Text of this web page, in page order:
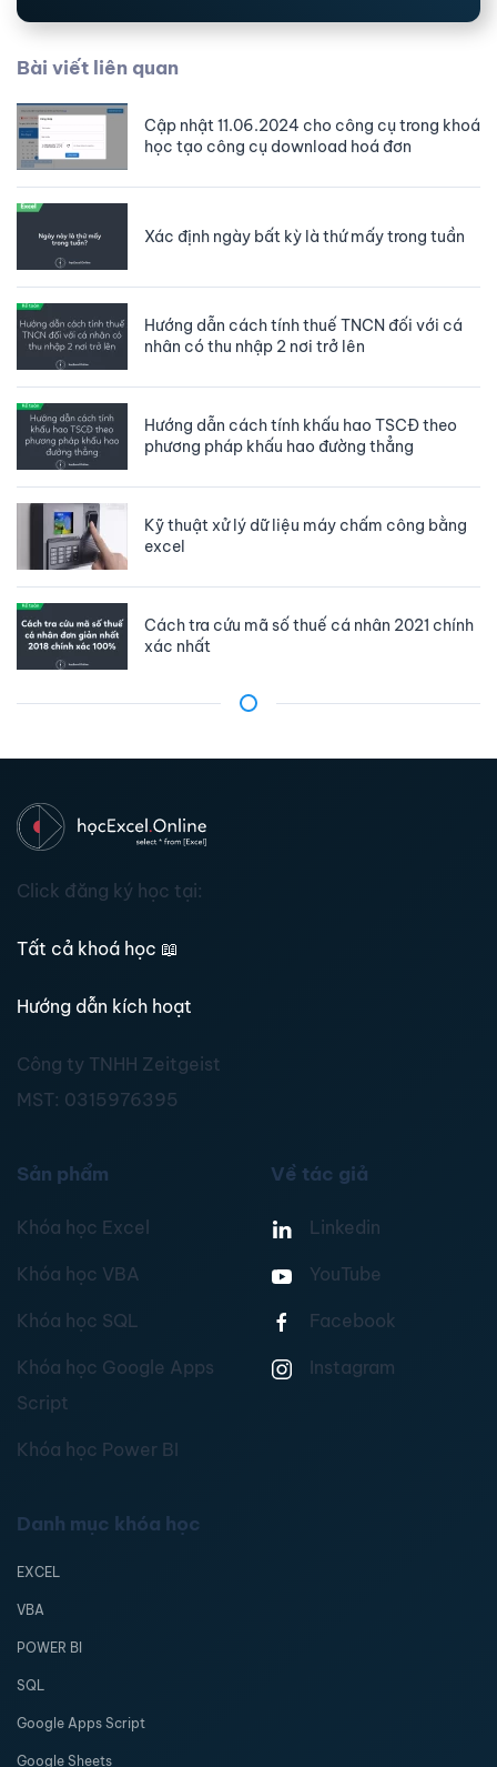
Bài viết liên quan
Cập nhật 11.06.2024 cho công cụ trong khoá
học tạo công cụ download hoá đơn
Xác định ngày bất kỳ là thứ mấy trong tuần
Hướng dẫn cách tính thuế TNCN đối với cá
nhân có thu nhập 2 nơi trở lên
Hướng dẫn cách tính khấu hao TSCĐ theo
phương pháp khấu hao đường thẳng
Kỹ thuật xử lý dữ liệu máy chấm công bằng
excel
Cách tra cứu mã số thuế cá nhân 2021 chính
xác nhất
Click đăng ký học tại:
Tất cả khoá học 📖
Hướng dẫn kích hoạt
Công ty TNHH Zeitgeist
MST: 0315976395
Sản phẩm
Khóa học Excel
Khóa học VBA
Khóa học SQL
Khóa học Google Apps
Script
Khóa học Power BI
Về tác giả
Linkedin
YouTube
Facebook
Instagram
Danh mục khóa học
EXCEL
VBA
POWER BI
SQL
Google Apps Script
Google Sheets